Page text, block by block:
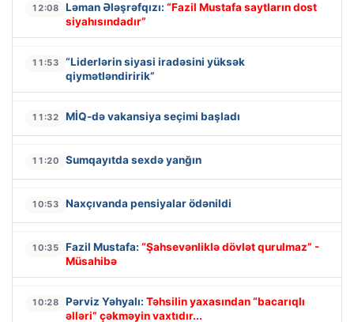
12:08 Ləman Ələşrəfqızı: “Fazil Mustafa saytların dost
siyahısındadır”
11:53
“Liderlərin siyasi iradəsini yüksək
qiymətləndiririk”
11:32 MİQ-də vakansiya seçimi başladı
11:20 Sumqayıtda sexdə yanğın
10:53 Naxçıvanda pensiyalar ödənildi
10:35 Fazil Mustafa: “Şahsevənliklə dövlət qurulmaz” -
Müsahibə
10:28 Pərviz Yəhyalı: Təhsilin yaxasından “bacarıqlı
əlləri” çəkməyin vaxtıdır...